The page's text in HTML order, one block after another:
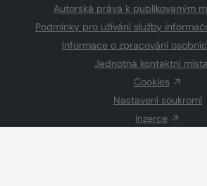
Autorská práva k publikovaným
Podmínky pro užívání služby
Informace o zpracování
Jednotná kontaktní místa
Cookies
Nastavení soukromí
Inzerce